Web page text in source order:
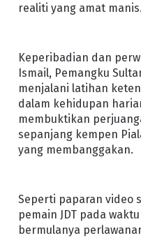
realiti yang amat manis.
Keperibadian dan
Ismail, Pemangku
menjalani latihan
dalam kehidupan
membuktikan
sepanjang kempen
yang membanggakan.
Seperti paparan video
pemain JDT pada
bermulanya